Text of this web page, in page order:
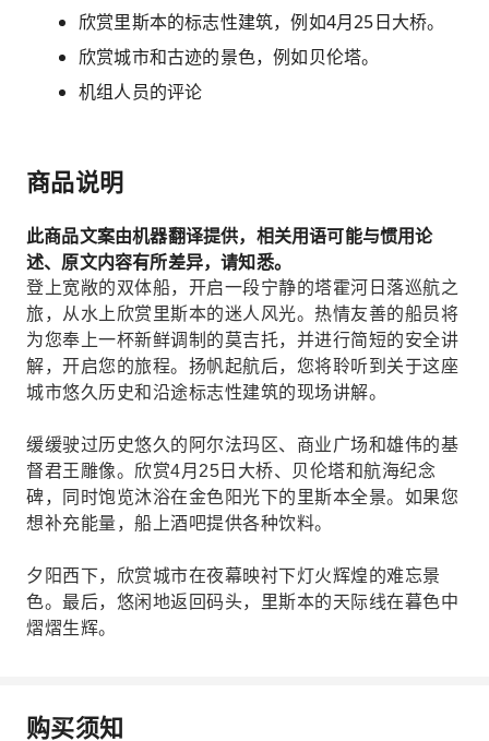
欣赏里斯本的标志性建筑，例如4月25日大桥。
欣赏城市和古迹的景色，例如贝伦塔。
机组人员的评论
商品说明
此商品文案由机器翻译提供，相关用语可能与惯用论
述、原文内容有所差异，请知悉。
登上宽敞的双体船，开启一段宁静的塔霍河日落巡航之
旅，从水上欣赏里斯本的迷人风光。热情友善的船员将
为您奉上一杯新鲜调制的莫吉托，并进行简短的安全讲
解，开启您的旅程。扬帆起航后，您将聆听到关于这座
城市悠久历史和沿途标志性建筑的现场讲解。
缓缓驶过历史悠久的阿尔法玛区、商业广场和雄伟的基
督君王雕像。欣赏4月25日大桥、贝伦塔和航海纪念
碑，同时饱览沐浴在金色阳光下的里斯本全景。如果您
想补充能量，船上酒吧提供各种饮料。
夕阳西下，欣赏城市在夜幕映衬下灯火辉煌的难忘景
色。最后，悠闲地返回码头，里斯本的天际线在暮色中
熠熠生辉。
购买须知